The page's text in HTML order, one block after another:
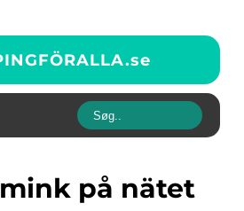
se
på nätet